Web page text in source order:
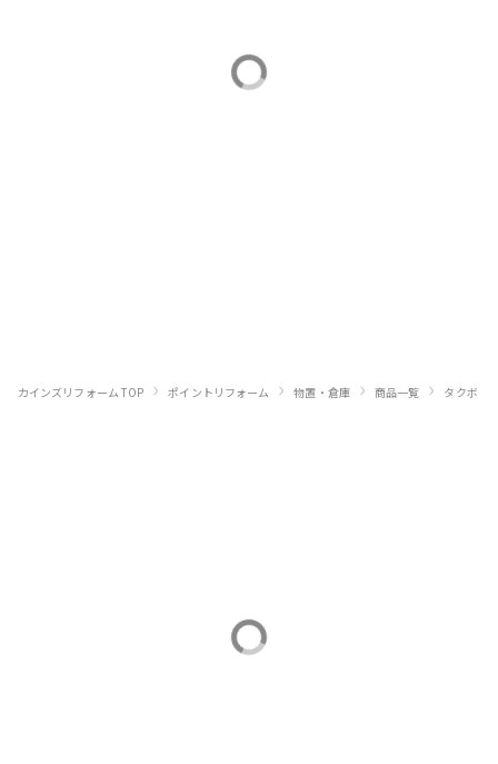
カインズリフォーム TOP › ポイントリフォーム › 物置・倉庫 › 商品一覧 › タクボ